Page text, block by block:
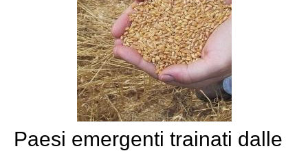
Paesi emergenti trainati dalle